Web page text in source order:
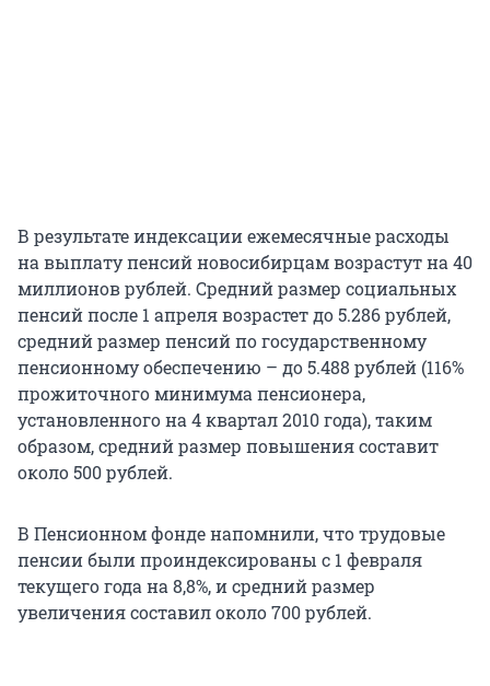
В результате индексации ежемесячные расходы
на выплату пенсий новосибирцам возрастут на 40
миллионов рублей. Средний размер социальных
пенсий после 1 апреля возрастет до 5.286 рублей,
средний размер пенсий по государственному
пенсионному обеспечению – до 5.488 рублей (116%
прожиточного минимума пенсионера,
установленного на 4 квартал 2010 года), таким
образом, средний размер повышения составит
около 500 рублей.
В Пенсионном фонде напомнили, что трудовые
пенсии были проиндексированы с 1 февраля
текущего года на 8,8%, и средний размер
увеличения составил около 700 рублей.